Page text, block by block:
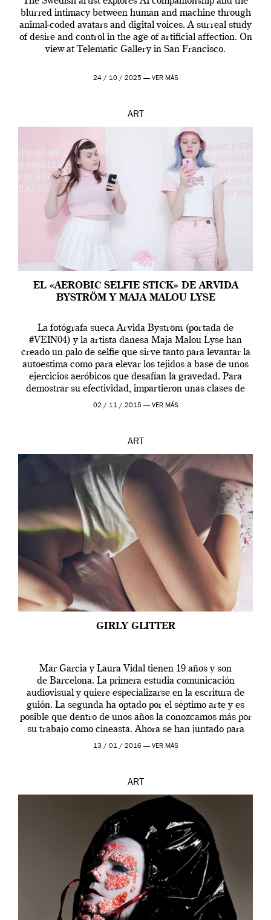
blurred intimacy between human and machine through
animal-coded avatars and digital voices. A surreal study
of desire and control in the age of artificial affection. On
view at Telematic Gallery in San Francisco.
24 / 10 / 2025 — VER MÁS
ART
EL «AEROBIC SELFIE STICK» DE ARVIDA
BYSTRÖM Y MAJA MALOU LYSE
La fotógrafa sueca Arvida Byström (portada de
#VEIN04) y la artista danesa Maja Malou Lyse han
creado un palo de selfie que sirve tanto para levantar la
autoestima como para elevar los tejidos a base de unos
ejercicios aeróbicos que desafían la gravedad. Para
demostrar su efectividad, impartieron unas clases de
prueba en el Tate […]
02 / 11 / 2015 — VER MÁS
ART
GIRLY GLITTER
Mar Garcia y Laura Vidal tienen 19 años y son
de Barcelona. La primera estudia comunicación
audiovisual y quiere especializarse en la escritura de
guión. La segunda ha optado por el séptimo arte y es
posible que dentro de unos años la conozcamos más por
su trabajo como cineasta. Ahora se han juntado para
contarnos una […]
13 / 01 / 2016 — VER MÁS
ART